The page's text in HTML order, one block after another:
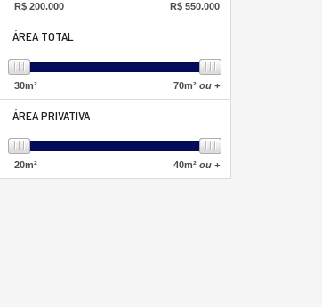
R$ 200.000 R$550.000
ÁREA TOTAL
30m² 70m²ou +
ÁREA PRIVATIVA
20m² 40m²ou +